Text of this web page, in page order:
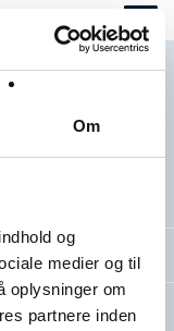
Om
og
medier og til
oplysninger om
partnere inden
om aktiviteter og
være helt opdateret på